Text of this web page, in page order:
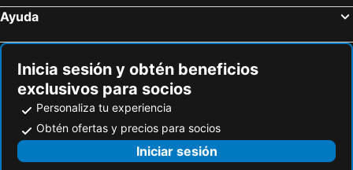
Ayuda
Inicia sesión y obtén beneficios
exclusivos para socios
Personaliza tu experiencia
Obtén ofertas y precios para socios
Iniciar sesión